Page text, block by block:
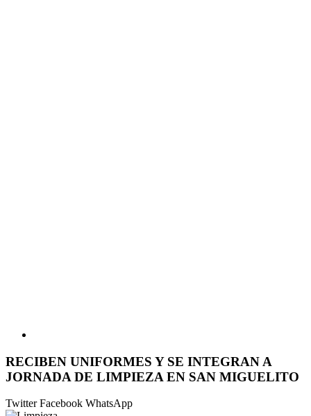
RECIBEN UNIFORMES Y SE INTEGRAN A
JORNADA DE LIMPIEZA EN SAN MIGUELITO
TwitterFacebook WhatsApp